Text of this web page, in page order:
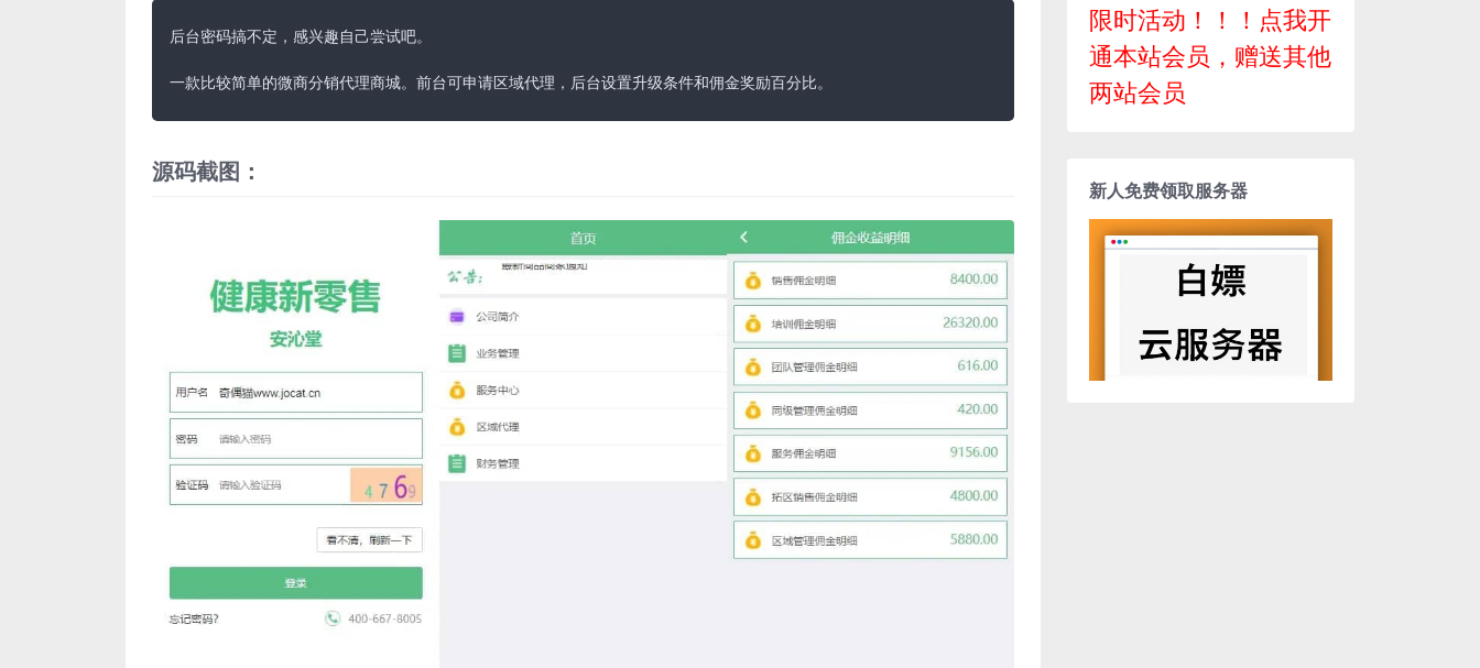
后台密码搞不定，感兴趣自己尝试吧。
一款比较简单的微商分销代理商城。前台可申请区域代理，后台设置升级条件和佣金奖励百分比。
源码截图：
限时活动！！！点我开
通本站会员，赠送其他
两站会员
新人免费领取服务器